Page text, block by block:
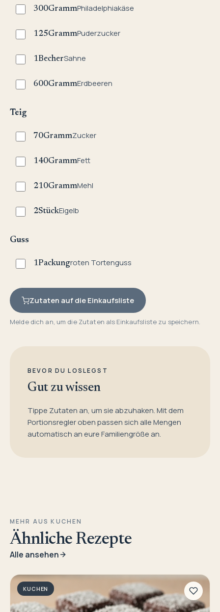
300GrammPhiladelphiakäse
125GrammPuderzucker
1BecherSahne
600GrammErdbeeren
Teig
70GrammZucker
140GrammFett
210GrammMehl
2StückEigelb
Guss
1Packungroten Tortenguss
Zutaten auf die Einkaufsliste
Melde dich an, um die Zutaten als Einkaufsliste zu speichern.
BEVOR DU LOSLEGST
Gut zu wissen
Tippe Zutaten an, um sie abzuhaken. Mit dem
Portionsregler oben passen sich alle Mengen
automatisch an eure Familiengröße an.
MEHR AUS KUCHEN
Ähnliche Rezepte
Alle ansehen
KUCHEN